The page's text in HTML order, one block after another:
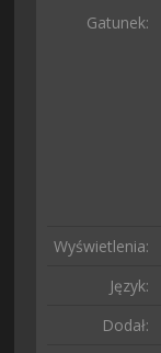
Gatunek:
Wyświetlenia:
Język:
Dodał: